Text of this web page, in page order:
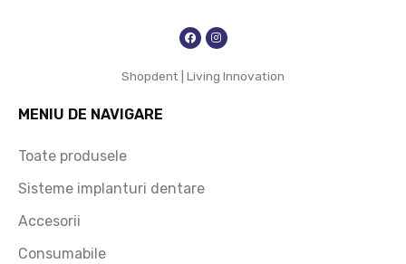
Shopdent | Living Innovation
MENIU DE NAVIGARE
Toate produsele
Sisteme implanturi dentare
Accesorii
Consumabile